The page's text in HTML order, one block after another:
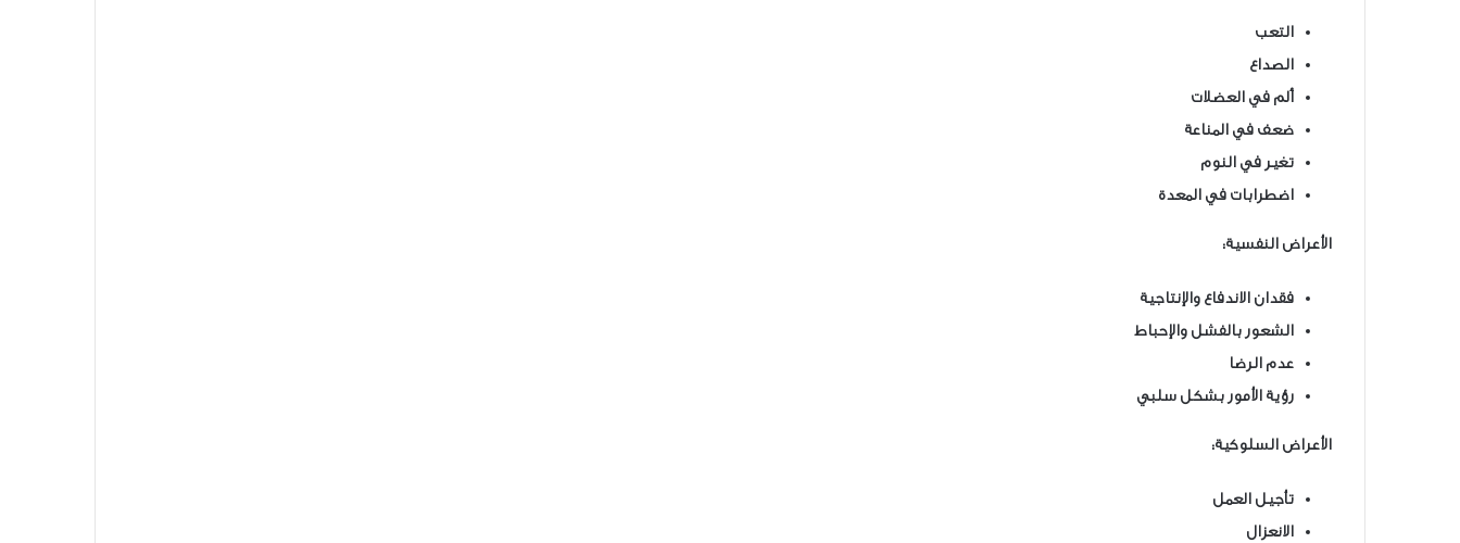
التعب
الصداع
ألم في العضلات
ضعف في المناعة
تغير في النوم
اضطرابات في المعدة
الأعراض النفسية:
فقدان الاندفاع والإنتاجية
الشعور بالفشل والإحباط
عدم الرضا
رؤية الأمور بشكل سلبي
الأعراض السلوكية:
تأجيل العمل
الانعزال